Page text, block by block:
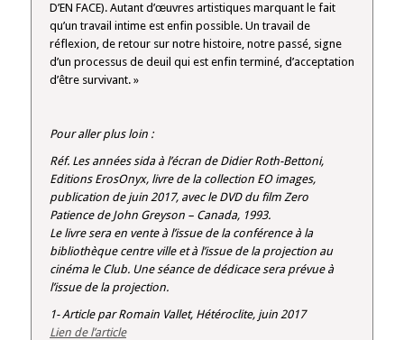
D’EN FACE). Autant d’œuvres artistiques marquant le fait
qu’un travail intime est enfin possible. Un travail de
réflexion, de retour sur notre histoire, notre passé, signe
d’un processus de deuil qui est enfin terminé, d’acceptation
d’être survivant. »
Pour aller plus loin :
Réf. Les années sida à l’écran de Didier Roth-Bettoni,
Editions ErosOnyx, livre de la collection EO images,
publication de juin 2017, avec le DVD du film Zero
Patience de John Greyson – Canada, 1993.
Le livre sera en vente à l’issue de la conférence à la
bibliothèque centre ville et à l’issue de la projection au
cinéma le Club. Une séance de dédicace sera prévue à
l’issue de la projection.
1- Article par Romain Vallet, Hétéroclite, juin 2017
Lien de l’article